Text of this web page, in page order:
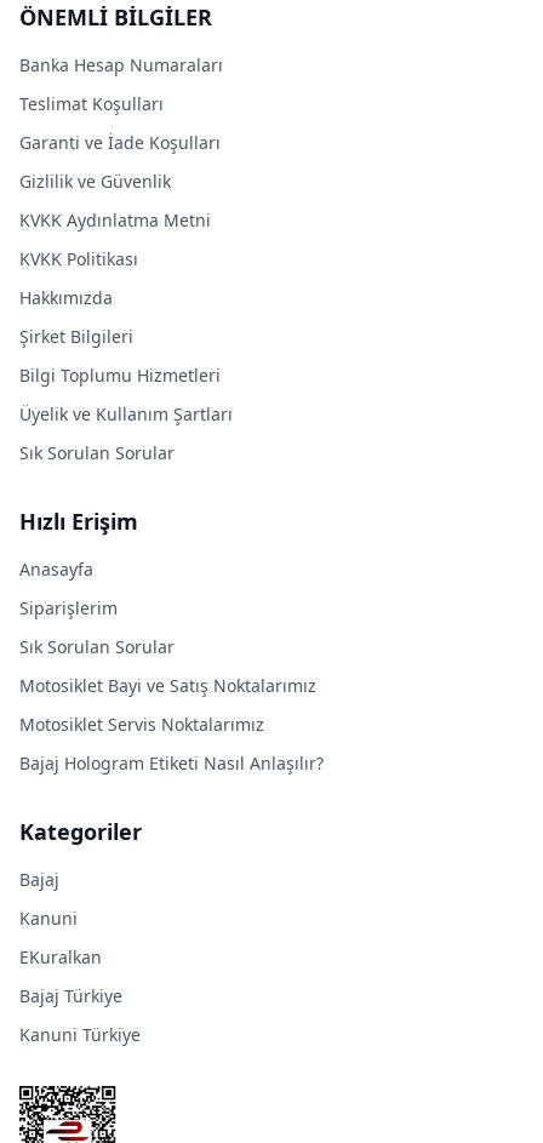
ÖNEMLİ BİLGİLER
Banka Hesap Numaraları
Teslimat Koşulları
Garanti ve İade Koşulları
Gizlilik ve Güvenlik
KVKK Aydınlatma Metni
KVKK Politikası
Hakkımızda
Şirket Bilgileri
Bilgi Toplumu Hizmetleri
Üyelik ve Kullanım Şartları
Sık Sorulan Sorular
Hızlı Erişim
Anasayfa
Siparişlerim
Sık Sorulan Sorular
Motosiklet Bayi ve Satış Noktalarımız
Motosiklet Servis Noktalarımız
Bajaj Hologram Etiketi Nasıl Anlaşılır?
Kategoriler
Bajaj
Kanuni
EKuralkan
Bajaj Türkiye
Kanuni Türkiye